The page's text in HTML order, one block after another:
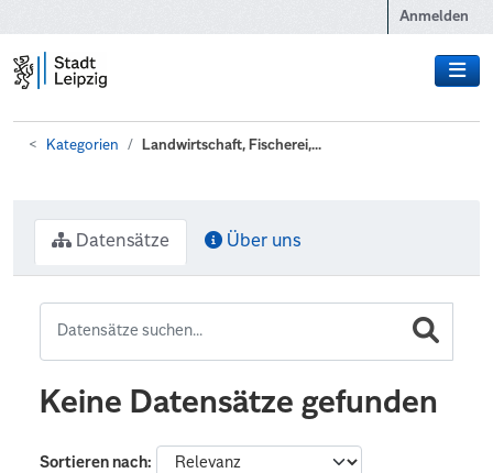
Anmelden
Kategorien Landwirtschaft, Fischerei,...
Datensätze Über uns
Keine Datensätze gefunden
Sortieren nach